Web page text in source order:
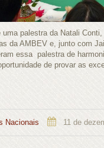
palestra da Natali
da AMBEV e, junto com
essa palestra de
de provar as
Nacionais 11 de